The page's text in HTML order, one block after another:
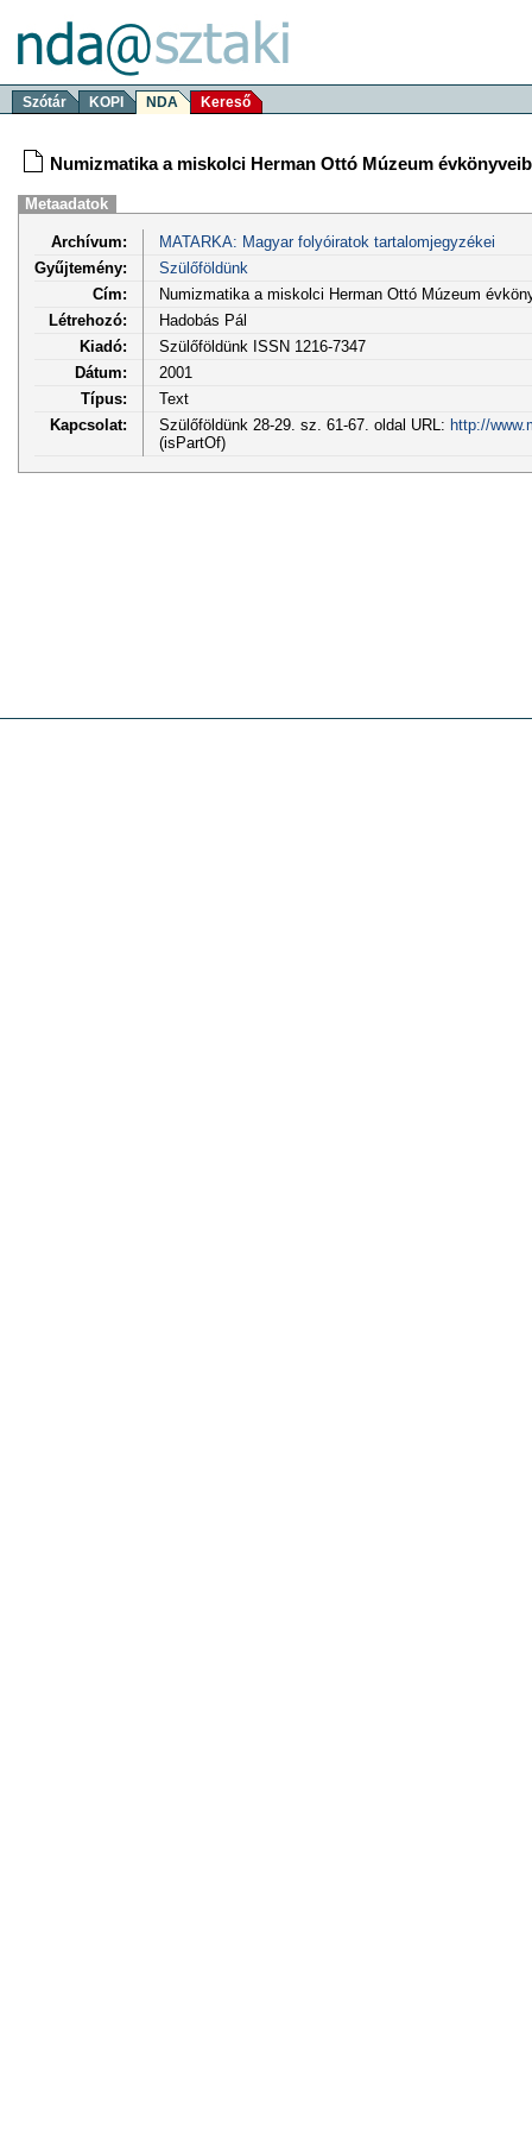
Szótár KOPI NDA Kereső
Numizmatika a miskolci Herman Ottó Múzeum
Metaadatok
Archívum:
MATARKA: Magyar folyóiratok tartalomjegyzékei
Gyűjtemény:
Szülőföldünk
Cím:
Numizmatika a miskolci Herman Ottó Múzeum
Létrehozó:
Hadobás Pál
Kiadó:
Szülőföldünk ISSN 1216-7347
Dátum:
2001
Típus:
Text
Kapcsolat:
Szülőföldünk 28-29. sz. 61-67. oldal URL: http://
(isPartOf)